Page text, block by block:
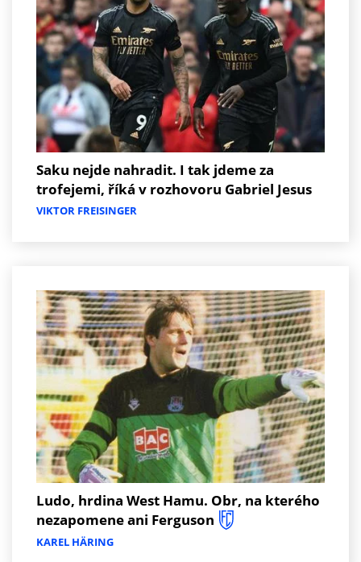
Saku nejde nahradit. I tak jdeme za
trofejemi, říká v rozhovoru Gabriel Jesus
VIKTOR FREISINGER
Ludo, hrdina West Hamu. Obr, na kterého
nezapomene ani Ferguson
KAREL HÄRING